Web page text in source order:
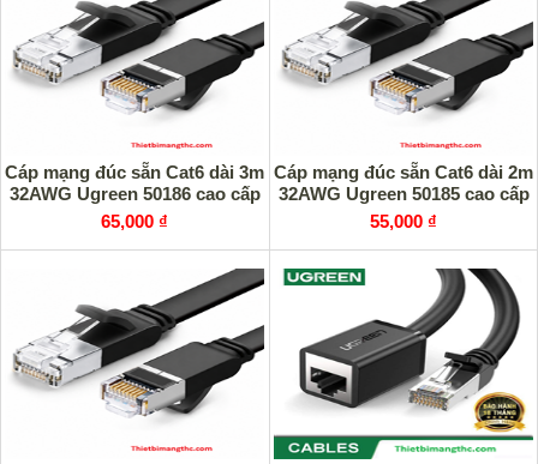
Cáp mạng đúc sẵn Cat6 dài 3m
32AWG Ugreen 50186 cao cấp
65,000 ₫
Cáp mạng đúc sẵn Cat6 dài 2m
32AWG Ugreen 50185 cao cấp
55,000 ₫